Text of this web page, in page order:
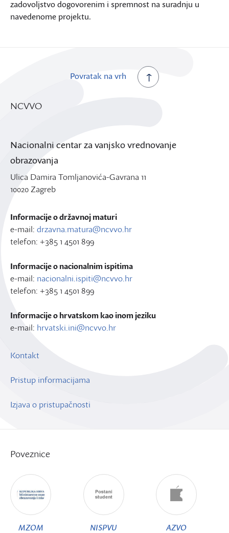
zadovoljstvo dogovorenim i spremnost na suradnju u
navedenome projektu.
Povratak na vrh
NCVVO
Nacionalni centar za vanjsko vrednovanje
obrazovanja
Ulica Damira Tomljanovića-Gavrana 11
10020 Zagreb
Informacije o državnoj maturi
e-mail: drzavna.matura@ncvvo.hr
telefon: +385 1 4501 899
Informacije o nacionalnim ispitima
e-mail: nacionalni.ispiti@ncvvo.hr
telefon: +385 1 4501 899
Informacije o hrvatskom kao inom jeziku
e-mail: hrvatski.ini@ncvvo.hr
Kontakt
Pristup informacijama
Izjava o pristupačnosti
Poveznice
MZOM NISPVU AZVO